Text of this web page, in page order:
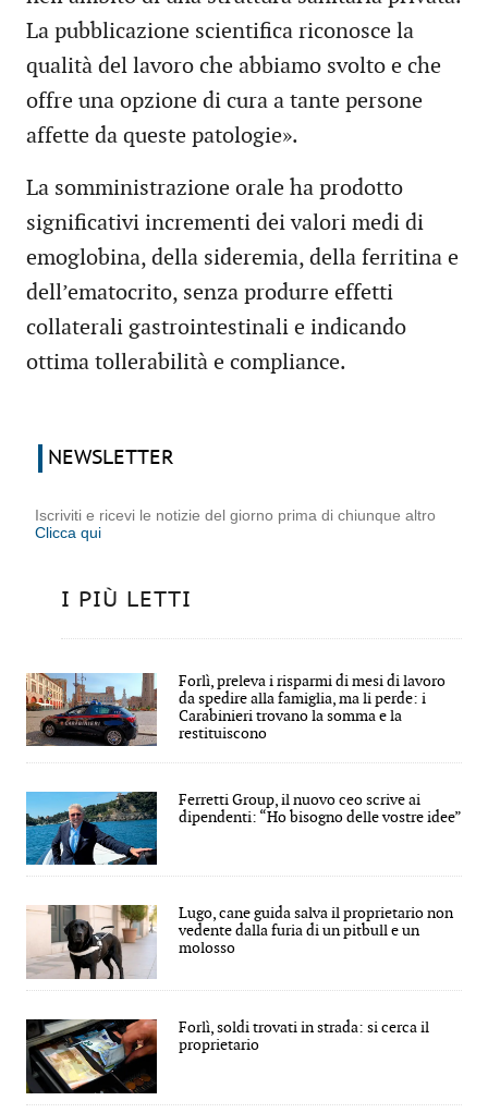
La pubblicazione scientifica riconosce la
qualità del lavoro che abbiamo svolto e che
offre una opzione di cura a tante persone
affette da queste patologie».
La somministrazione orale ha prodotto
significativi incrementi dei valori medi di
emoglobina, della sideremia, della ferritina e
dell’ematocrito, senza produrre effetti
collaterali gastrointestinali e indicando
ottima tollerabilità e compliance.
NEWSLETTER
Iscriviti e ricevi le notizie del giorno prima di chiunque altro
Clicca qui
I PIÙ LETTI
Forlì, preleva i risparmi di mesi di lavoro
da spedire alla famiglia, ma li perde: i
Carabinieri trovano la somma e la
restituiscono
Ferretti Group, il nuovo ceo scrive ai
dipendenti: “Ho bisogno delle vostre idee”
Lugo, cane guida salva il proprietario non
vedente dalla furia di un pitbull e un
molosso
Forlì, soldi trovati in strada: si cerca il
proprietario